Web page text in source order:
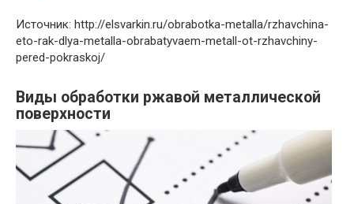
Источник: http://elsvarkin.ru/obrabotka-metalla/rzhavchina-
eto-rak-dlya-metalla-obrabatyvaem-metall-ot-rzhavchiny-
pered-pokraskoj/
Виды обработки ржавой металлической
поверхности